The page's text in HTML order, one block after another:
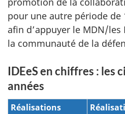
pour une autre période de
afin d’appuyer le MDN/les
la communauté de la
IDEeS en chiffres : les
années
Réalisations